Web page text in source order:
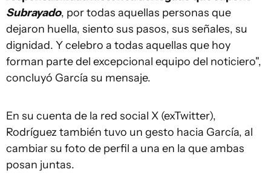
Subrayado, por todas aquellas personas que
dejaron huella, siento sus pasos, sus señales, su
dignidad. Y celebro a todas aquellas que hoy
forman parte del excepcional equipo del noticiero",
concluyó García su mensaje.
En su cuenta de la red social X (exTwitter),
Rodríguez también tuvo un gesto hacia García, al
cambiar su foto de perfil a una en la que ambas
posan juntas.